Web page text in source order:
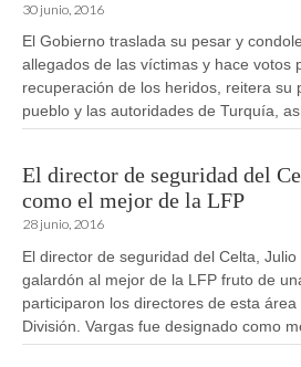
30 junio, 2016
El Gobierno traslada su pesar y
allegados de las víctimas y hace votos
recuperación de los heridos, reitera su
pueblo y las autoridades de Turquía,
El director de seguridad del
como el mejor de la LFP
28 junio, 2016
El director de seguridad del Celta,
galardón al mejor de la LFP fruto de
participaron los directores de esta
División. Vargas fue designado como